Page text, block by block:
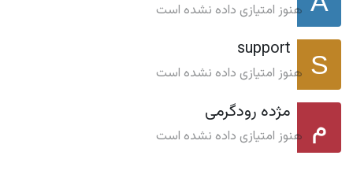
هنوز امتیازی داده نشده است
support
هنوز امتیازی داده نشده است
مژده رودگرمی
هنوز امتیازی داده نشده است